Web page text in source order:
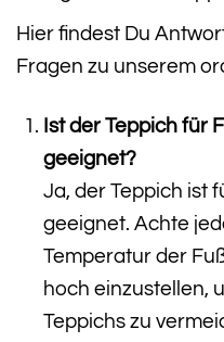
Hier findest Du
Fragen zu unserem
Ist der Teppich für
geeignet?
Ja, der Teppich ist
geeignet. Achte
Temperatur der
hoch einzustellen,
Teppichs zu